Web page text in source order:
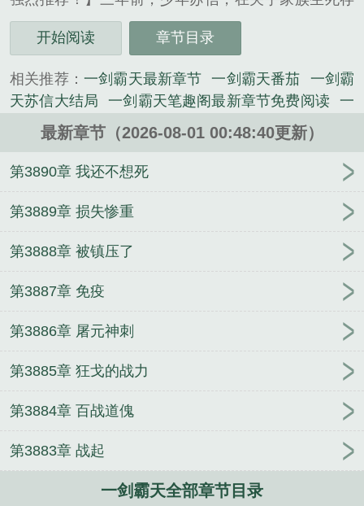
亡的决战之日，不战而逃，沦为笑柄。三年后，少年
归来，携亘古未有的至尊血脉，一人一剑横扫九天八
《一剑霸天》是永夜星河精心创作的玄幻类小说。
开始阅读 章节目录
相关推荐： 一剑霸天最新章节 一剑霸天番茄
一剑霸
天苏信大结局
一剑霸天笔趣阁最新章节免费阅读
一
剑霸天永夜星河 一剑霸天全文免费阅读 一剑霸天
一剑霸天全文免费阅读笔趣阁
一剑霸天下全文免
费阅读 一剑霸天最新章节免费阅读
一剑霸天超前更
一剑霸天 剑霸天下
一剑霸天女主是
免费阅读 一剑霸天超前更新无弹窗全文阅读
一剑霸
超级最新 一剑霸天百度百科
一剑霸天最
新章节全文免费阅读
一剑霸天完整版免费阅读全文
一剑霸天最新更新
亡国后我
嫁给了新帝（1v1 H）
真千金靠花钱成富
天
小说大乱斗 ABO-过街老鼠
与怪盗少女的重口味
雨楼主，一刀惊天下
不
背德女配（快穿nph）
惹火撩情：宝贝，你
最新章节（2026-08-01 00:48:40更新）
第3890章 我还不想死
第3889章 损失惨重
第3888章 被镇压了
第3887章 免疫
第3886章 屠元神刺
第3885章 狂戈的战力
第3884章 百战道傀
第3883章 战起
一剑霸天全部章节目录